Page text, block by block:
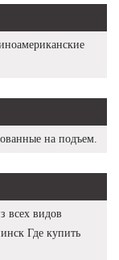
на подъем.
всех видов
Где купить